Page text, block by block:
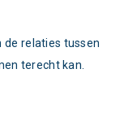
de relaties tussen
terecht kan.